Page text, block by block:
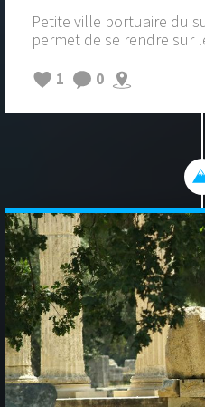
Petite ville portuaire du
permet de se rendre sur
1
0